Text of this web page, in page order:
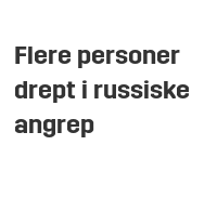
Flere personer
drept i russiske
angrep